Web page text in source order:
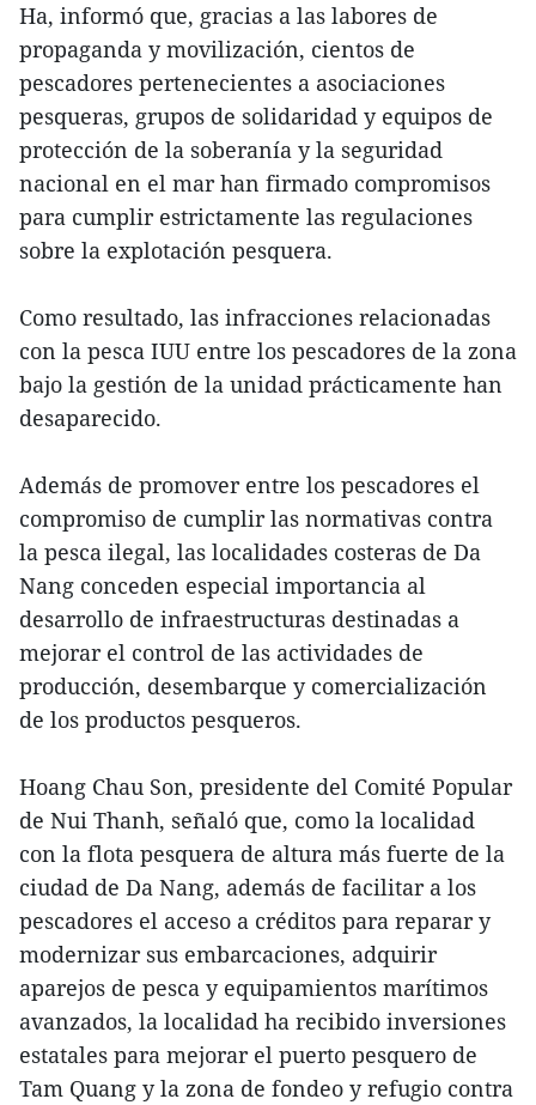
Ha, informó que, gracias a las labores de
propaganda y movilización, cientos de
pescadores pertenecientes a asociaciones
pesqueras, grupos de solidaridad y equipos de
protección de la soberanía y la seguridad
nacional en el mar han firmado compromisos
para cumplir estrictamente las regulaciones
sobre la explotación pesquera.
Como resultado, las infracciones relacionadas
con la pesca IUU entre los pescadores de la zona
bajo la gestión de la unidad prácticamente han
desaparecido.
Además de promover entre los pescadores el
compromiso de cumplir las normativas contra
la pesca ilegal, las localidades costeras de Da
Nang conceden especial importancia al
desarrollo de infraestructuras destinadas a
mejorar el control de las actividades de
producción, desembarque y comercialización
de los productos pesqueros.
Hoang Chau Son, presidente del Comité Popular
de Nui Thanh, señaló que, como la localidad
con la flota pesquera de altura más fuerte de la
ciudad de Da Nang, además de facilitar a los
pescadores el acceso a créditos para reparar y
modernizar sus embarcaciones, adquirir
aparejos de pesca y equipamientos marítimos
avanzados, la localidad ha recibido inversiones
estatales para mejorar el puerto pesquero de
Tam Quang y la zona de fondeo y refugio contra